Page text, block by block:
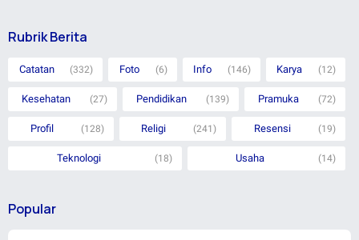
Rubrik Berita
Catatan (332) Foto (6) Info (146) Karya (12)
Kesehatan (27) Pendidikan (139) Pramuka (72)
Profil (128) Religi (241) Resensi (19)
Teknologi (18) Usaha (14)
Popular